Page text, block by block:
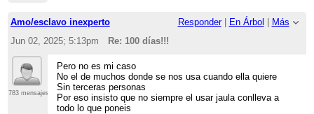
Amo/esclavo inexperto Responder| En Árbol
Más
Jun 02, 2025; 5:13pm
Re: 100 días!!!
783 mensajes
Pero no es mi caso
No el de muchos donde se nos usa cuando ella quiere
Sin terceras personas
Por eso insisto que no siempre el usar jaula conlleva a
todo lo que poneis